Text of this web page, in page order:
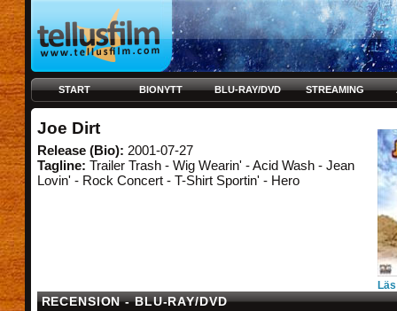
START BIONYTT BLU-RAY/DVD STREAMING
Joe Dirt
Release (Bio): 2001-07-27
Tagline: Trailer Trash - Wig Wearin' - Acid Wash - Jean
Lovin' - Rock Concert - T-Shirt Sportin' - Hero
RECENSION - BLU-RAY/DVD